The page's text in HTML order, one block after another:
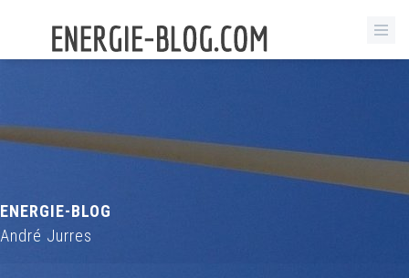
ENERGIE-BLOG
André Jurres